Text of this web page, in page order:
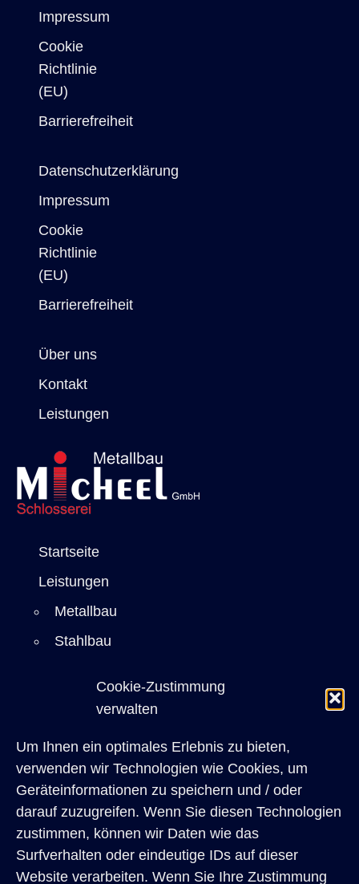
Cookie-Zustimmung
verwalten
Um Ihnen ein optimales Erlebnis zu bieten,
verwenden wir Technologien wie Cookies, um
Geräteinformationen zu speichern und / oder
darauf zuzugreifen. Wenn Sie diesen Technologien
zustimmen, können wir Daten wie das
Surfverhalten oder eindeutige IDs auf dieser
Website verarbeiten. Wenn Sie Ihre Zustimmung
Impressum
Cookie
Richtlinie
(EU)
Barrierefreiheit
Datenschutzerklärung
Impressum
Cookie
Richtlinie
(EU)
Barrierefreiheit
Über uns
Kontakt
Leistungen
Startseite
Leistungen
Metallbau
Stahlbau
Einbruchschutz
Restaurierung
Referenzen
Architekten
Privatkunden
Über uns